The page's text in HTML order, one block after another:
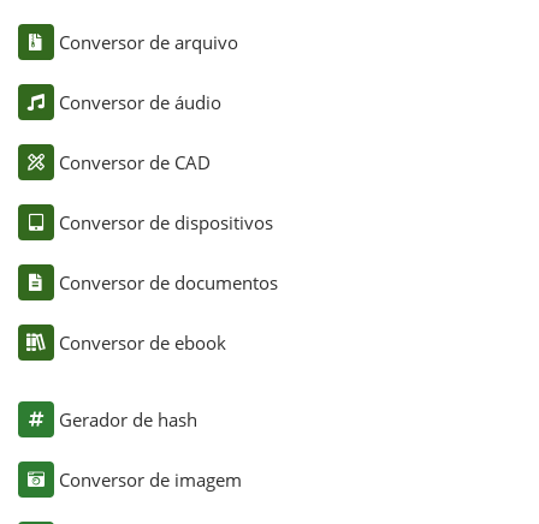
Conversor de arquivo
Conversor de áudio
Conversor de CAD
Conversor de dispositivos
Conversor de documentos
Conversor de ebook
Gerador de hash
Conversor de imagem